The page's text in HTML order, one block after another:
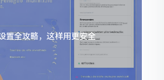
置全攻略，这样用更安全